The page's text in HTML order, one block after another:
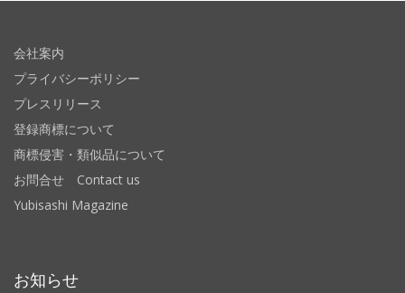
会社案内
プライバシーポリシー
プレスリリース
登録商標について
商標侵害・類似品について
お問合せ Contact us
Yubisashi Magazine
お知らせ